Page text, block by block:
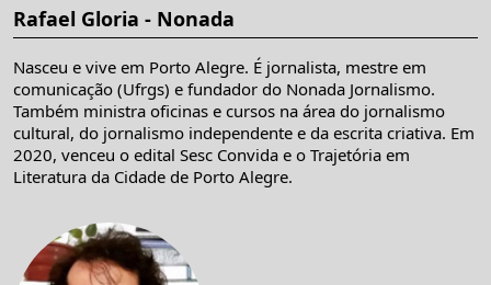
Rafael Gloria - Nonada
Nasceu e vive em Porto Alegre. É jornalista, mestre em
comunicação (Ufrgs) e fundador do Nonada Jornalismo.
Também ministra oficinas e cursos na área do jornalismo
cultural, do jornalismo independente e da escrita criativa. Em
2020, venceu o edital Sesc Convida e o Trajetória em
Literatura da Cidade de Porto Alegre.